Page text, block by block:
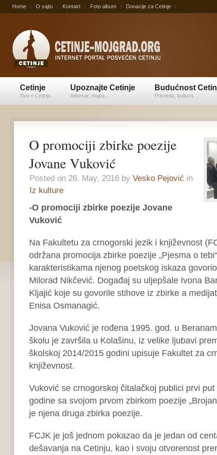
Home O sajtu Kontakt Foto album Donacije za Cetinje
Cetinje
Sve o Cetinju
Upoznajte Cetinje
Adresar, mapa...
Budućnost
Privreda, kultura...
O promociji zbirke poezije
Jovane Vuković
Posted on 26. May, 2016 by Vesko Pejović in
Iz kulture
-O promociji zbirke poezije Jovane
Vuković
Na Fakultetu za crnogorski jezik i književnost
održana promocija zbirke poezije „Pjesma o
karakteristikama njenog poetskog iskaza
Milorad Nikčević. Događaj su uljepšale Ivona
Kljajić koje su govorile stihove iz zbirke a
Enisa Osmanagić.
Jovana Vuković je rođena 1995. god. u
školu je završila u Kolašinu, iz velike ljubavi
školskoj 2014/2015 godini upisuje Fakultet za
književnost.
Vuković se crnogorskoj čitalačkoj publici prvi
godine sa svojom prvom zbirkom poezije
je njena druga zbirka poezije.
FCJK je još jednom pokazao da je jedan od
dešavanja na Cetinju, kao i svoju otvorenost